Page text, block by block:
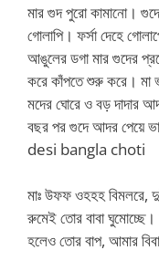
মার গুদ পুরো কামানো।
গোলাপি। ফর্সা দেহে
আঙুলের ডগা মার গুদের
করে কাঁপতে শুরু করে। মা
মদের ঘোরে ও বড় দাদার
বছর পর গুদে আদর পেয়ে
desi bangla choti
মাঃ উফফ ওহহহ বিমলরে,
রুমেই তোর বাবা
হলেও তোর বাপ, আমার